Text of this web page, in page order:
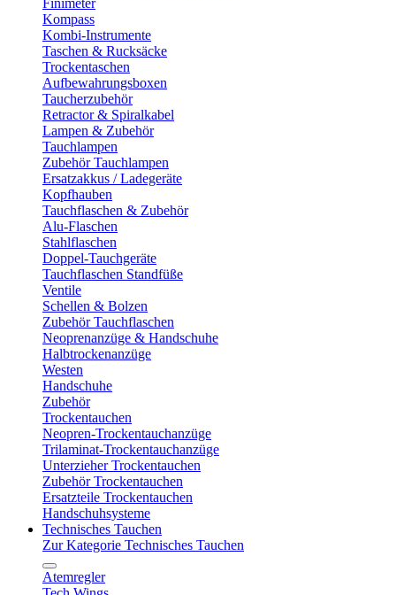
Finimeter
Kompass
Kombi-Instrumente
Taschen & Rucksäcke
Trockentaschen
Aufbewahrungsboxen
Taucherzubehör
Retractor & Spiralkabel
Lampen & Zubehör
Tauchlampen
Zubehör Tauchlampen
Ersatzakkus / Ladegeräte
Kopfhauben
Tauchflaschen & Zubehör
Alu-Flaschen
Stahlflaschen
Doppel-Tauchgeräte
Tauchflaschen Standfüße
Ventile
Schellen & Bolzen
Zubehör Tauchflaschen
Neoprenanzüge & Handschuhe
Halbtrockenanzüge
Westen
Handschuhe
Zubehör
Trockentauchen
Neopren-Trockentauchanzüge
Trilaminat-Trockentauchanzüge
Unterzieher Trockentauchen
Zubehör Trockentauchen
Ersatzteile Trockentauchen
Handschuhsysteme
Technisches Tauchen
Zur Kategorie Technisches Tauchen
Atemregler